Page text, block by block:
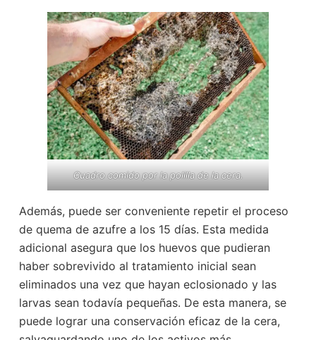
Cuadro comido por la polilla de la cera.
Además, puede ser conveniente repetir el proceso
de quema de azufre a los 15 días. Esta medida
adicional asegura que los huevos que pudieran
haber sobrevivido al tratamiento inicial sean
eliminados una vez que hayan eclosionado y las
larvas sean todavía pequeñas. De esta manera, se
puede lograr una conservación eficaz de la cera,